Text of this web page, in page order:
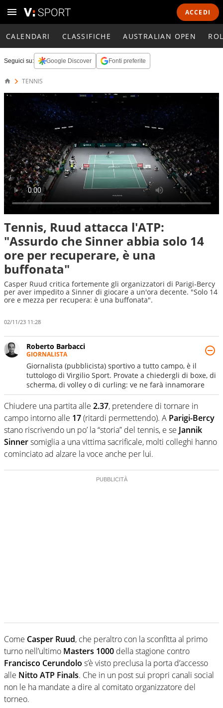
ACCEDI
CALENDARI CLASSIFICHE AUSTRALIAN OPEN
Seguici su: Google Discover Fonti preferite
TENNIS
Tennis, Ruud attacca l'ATP:
"Assurdo che Sinner abbia solo 14
ore per recuperare, è una
buffonata"
Casper Ruud critica fortemente gli organizzatori di Parigi-Bercy
per aver impedito a Sinner di giocare a un'ora decente. "Solo 14
ore e mezza per recupera: è una buffonata".
02/11/23 11:28
Roberto Barbacci
GIORNALISTA
Giornalista (pubblicista) sportivo a tutto campo, è il
tuttologo di Virgilio Sport. Provate a chiedergli di boxe, di
scherma, di volley o di curling: ve ne farà innamorare
Chiudere una partita alle 2.37, pretendere di tornare in
campo intorno alle 17(ritardi permettendo). A Parigi-Bercy
stano riscrivendo un po’ la “storia” del tennis, e se Jannik
Sinnersomiglia a una vittima sacrificale, molti colleghi hanno
cominciato ad alzare la voce anche per lui.
Come Casper Ruud, che peraltro con la sconfitta al primo
turno nell’ultimo Masters 1000 della stagione contro
Francisco Cerundolo s’è visto preclusa la porta d’accesso
alle Nitto ATP Finals. Che in un post sui propri canali social
non le ha mandate a dire al comitato organizzatore del
torneo.